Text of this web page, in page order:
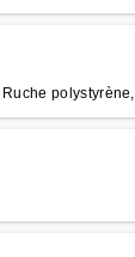
polystyrène,